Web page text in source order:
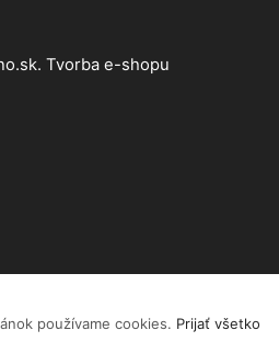
Tvorba e-shopu
používame cookies. Prijať všetko